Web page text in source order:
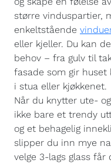
større vinduspartier,
enkeltstående
eller kjeller. Du kan
behov – fra gulv til
fasade som gir
i stua eller kjøkkenet.
Når du knytter ute-
ikke bare et trendy
og et behagelig
slipper du inn mye
velge 3-lags glass får